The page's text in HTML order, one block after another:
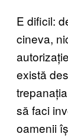
E dificil:
cineva,
există
să faci
oamenii